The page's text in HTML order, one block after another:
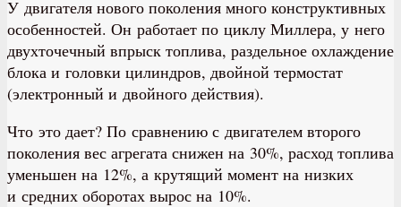
У двигателя нового поколения много конструктивных
особенностей. Он работает по циклу Миллера, у него
двухточечный впрыск топлива, раздельное охлаждение
блока и головки цилиндров, двойной термостат
(электронный и двойного действия).
Что это дает? По сравнению с двигателем второго
поколения вес агрегата снижен на 30%, расход топлива
уменьшен на 12%, а крутящий момент на низких
и средних оборотах вырос на 10%.